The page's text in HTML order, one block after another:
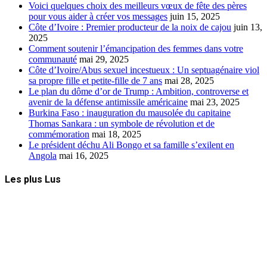
Voici quelques choix des meilleurs vœux de fête des pères
pour vous aider à créer vos messages juin 15, 2025
Côte d’Ivoire : Premier producteur de la noix de cajou juin 13,
2025
Comment soutenir l’émancipation des femmes dans votre
communauté mai 29, 2025
Côte d’Ivoire/Abus sexuel incestueux : Un septuagénaire viol
sa propre fille et petite-fille de 7 ans mai 28, 2025
Le plan du dôme d’or de Trump : Ambition, controverse et
avenir de la défense antimissile américaine mai 23, 2025
Burkina Faso : inauguration du mausolée du capitaine
Thomas Sankara : un symbole de révolution et de
commémoration mai 18, 2025
Le président déchu Ali Bongo et sa famille s’exilent en
Angola mai 16, 2025
Les plus Lus